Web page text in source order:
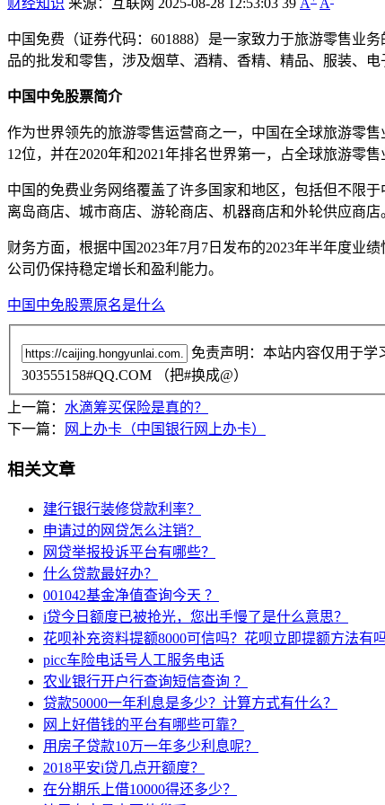
中国免费（证券代码：601888）是一家致力于旅游零售业
品的批发和零售，涉及烟草、酒精、香精、精品、服装、
中国中免股票简介
作为世界领先的旅游零售运营商之一，中国在全球旅游零
12位，并在2020年和2021年排名世界第一，占全球旅游零售
中国的免费业务网络覆盖了许多国家和地区，包括但不限
离岛商店、城市商店、游轮商店、机器商店和外轮供应商店
财务方面，根据中国2023年7月7日发布的2023年半年度业
公司仍保持稳定增长和盈利能力。
中国中免股票原名是什么
免责声明：本站内容仅用于学
303555158#QQ.COM （把#换成@）
上一篇： 水滴筹买保险是真的？
下一篇：
网上办卡（中国银行网上办卡）
相关文章
建行银行装修贷款利率？
申请过的网贷怎么注销？
网贷举报投诉平台有哪些？
什么贷款最好办？
001042基金净值查询今天 ？
i贷今日额度已被抢光，您出手慢了是什么意思？
花呗补充资料提额8000可信吗？花呗立即提额方法有吗
picc车险电话号人工服务电话
农业银行开户行查询短信查询 ？
贷款50000一年利息是多少？计算方式有什么？
网上好借钱的平台有哪些可靠？
用房子贷款10万一年多少利息呢？
2018平安i贷几点开额度？
在分期乐上借10000得还多少？